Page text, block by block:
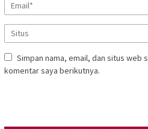
Simpan nama, email, dan situs web
komentar saya berikutnya.